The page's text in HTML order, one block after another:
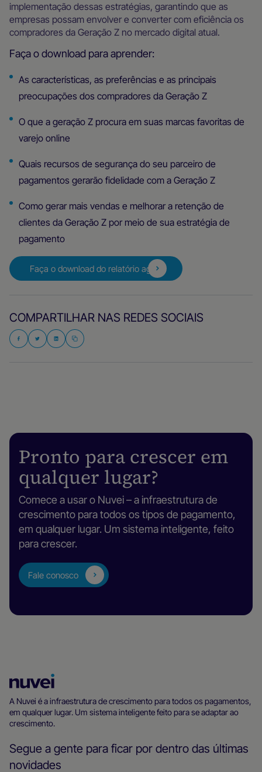
implementação dessas estratégias, garantindo que as
empresas possam envolver e converter com eficiência os
compradores da Geração Z no mercado digital atual.
Faça o download para aprender:
As características, as preferências e as principais
preocupações dos compradores da Geração Z
O que a geração Z procura em suas marcas favoritas de
varejo online
Quais recursos de segurança do seu parceiro de
pagamentos gerarão fidelidade com a Geração Z
Como gerar mais vendas e melhorar a retenção de
clientes da Geração Z por meio de sua estratégia de
pagamento
Faça o download do relatório agora
COMPARTILHAR NAS REDES SOCIAIS
Pronto para crescer em
qualquer lugar?
Comece a usar o Nuvei – a infraestrutura de
crescimento para todos os tipos de pagamento,
em qualquer lugar. Um sistema inteligente, feito
para crescer.
Fale conosco
inicial
da
Nuvei
A Nuvei é a infraestrutura de crescimento para todos os pagamentos,
em qualquer lugar. Um sistema inteligente feito para se adaptar ao
crescimento.
Segue a gente para ficar por dentro das últimas
novidades